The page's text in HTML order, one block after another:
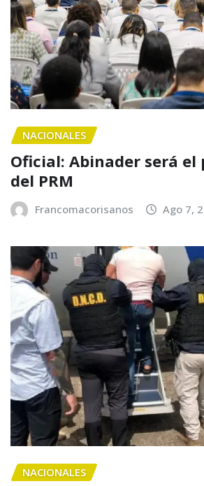
NACIONALES
Oficial: Abinader será el
del PRM
Francomacorisanos Ago 7,
NACIONALES